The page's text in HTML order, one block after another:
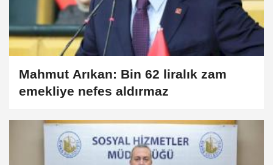
Mahmut Arıkan: Bin 62 liralık zam
emekliye nefes aldırmaz